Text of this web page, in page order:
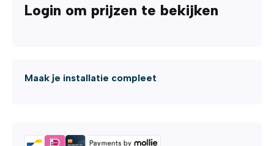
Login om prijzen te bekijken
Maak je installatie compleet